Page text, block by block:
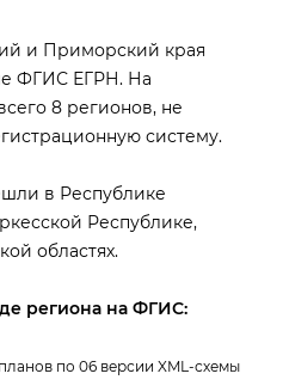
и Приморский края
ФГИС ЕГРН. На
8 регионов, не
систему.
в Республике
Республике,
областях.
региона на ФГИС:
по 06 версии XML-схемы